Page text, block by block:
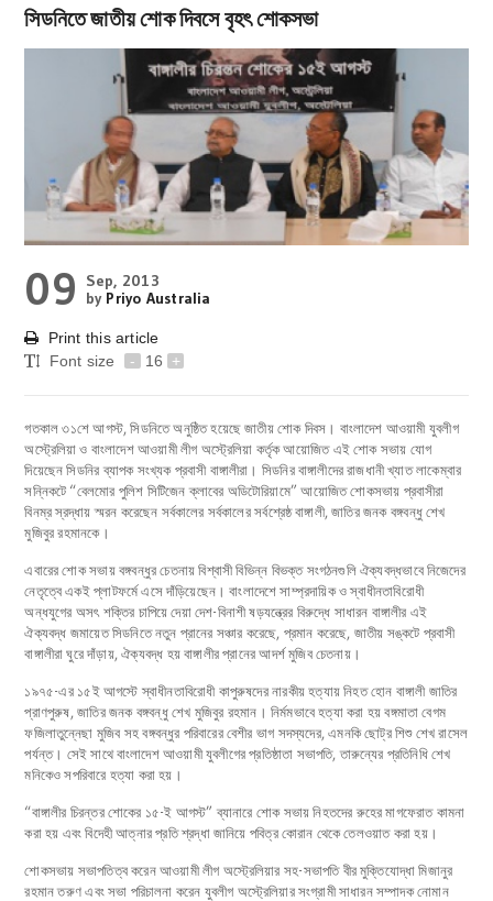
সিডনিতে জাতীয় শোক দিবসে বৃহৎ শোকসভা
09
Sep, 2013
by Priyo Australia
Print this article
Font size
- 16 +
গতকাল ৩১শে আগস্ট, সিডনিতে অনুষ্ঠিত হয়েছে জাতীয় শোক দিবস। বাংলাদেশ আওয়ামী যুবলীগ
অস্ট্রেলিয়া ও বাংলাদেশ আওয়ামী লীগ অস্ট্রেলিয়া কর্তৃক আয়োজিত এই শোক সভায় যোগ
দিয়েছেন সিডনির ব্যাপক সংখ্যক প্রবাসী বাঙ্গালীরা। সিডনির বাঙ্গালীদের রাজধানী খ্যাত লাকেম্বার
সন্নিকটে “বেলমোর পুলিশ সিটিজেন ক্লাবের অডিটোরিয়ামে” আয়োজিত শোকসভায় প্রবাসীরা
বিনম্র স্রদ্ধায় স্মরন করেছেন সর্বকালের সর্বকালের সর্বশ্রেষ্ঠ বাঙ্গালী, জাতির জনক বঙ্গবন্ধু শেখ
মুজিবুর রহমানকে।
এবারের শোক সভায় বঙ্গবন্ধুর চেতনায় বিশ্বাসী বিভিন্ন বিভক্ত সংগঠনগুলি ঐক্যবদ্ধভাবে নিজেদের
নেতৃত্বে একই প্লাটফর্মে এসে দাঁড়িয়েছেন। বাংলাদেশে সাম্প্রদায়িক ও স্বাধীনতাবিরোধী
অন্ধযুগের অসৎ শক্তির চাপিয়ে দেয়া দেশ-বিনাশী ষড়যন্ত্রের বিরুদ্ধে সাধারন বাঙ্গালীর এই
ঐক্যবদ্ধ জমায়েত সিডনিতে নতুন প্রানের সঞ্চার করেছে, প্রমান করেছে, জাতীয় সঙ্কটে প্রবাসী
বাঙ্গালীরা ঘুরে দাঁড়ায়, ঐক্যবদ্ধ হয় বাঙ্গালীর প্রানের আদর্শ মুজিব চেতনায়।
১৯৭৫-এর ১৫ই আগস্টে স্বাধীনতাবিরোধী কাপুরুষদের নারকীয় হত্যায় নিহত হোন বাঙ্গালী জাতির
প্রাণপুরুষ, জাতির জনক বঙ্গবন্ধু শেখ মুজিবুর রহমান। নির্মমভাবে হত্যা করা হয় বঙ্গমাতা বেগম
ফজিলাতুন্নেছা মুজিব সহ বঙ্গবন্ধুর পরিবারের বেশীর ভাগ সদস্যদের, এমনকি ছোট্র শিশু শেখ রাসেল
পর্যন্ত। সেই সাথে বাংলাদেশ আওয়ামী যুবলীগের প্রতিষ্ঠাতা সভাপতি, তারুন্যের প্রতিনিধি শেখ
মনিকেও সপরিবারে হত্যা করা হয়।
“বাঙ্গালীর চিরন্তর শোকের ১৫-ই আগস্ট” ব্যানারে শোক সভায় নিহতদের রুহের মাগফেরাত কামনা
করা হয় এবং বিদেহী আত্নার প্রতি শ্রদ্ধা জানিয়ে পবিত্র কোরান থেকে তেলওয়াত করা হয়।
শোকসভায় সভাপতিত্ব করেন আওয়ামী লীগ অস্ট্রেলিয়ার সহ-সভাপতি বীর মুক্তিযোদ্ধা মিজানুর
রহমান তরুণ এবং সভা পরিচালনা করেন যুবলীগ অস্ট্রেলিয়ার সংগ্রামী সাধারন সম্পাদক নোমান